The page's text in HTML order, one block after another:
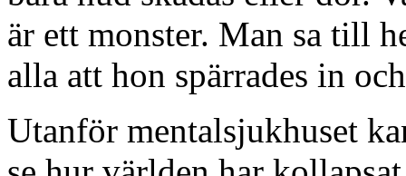
är ett monster. Man sa till
alla att hon spärrades in
Utanför mentalsjukhuset